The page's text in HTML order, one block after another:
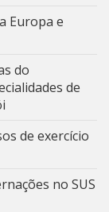
Europa e
do
de
de exercício
no SUS